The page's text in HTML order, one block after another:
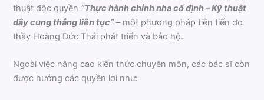
thuật độc quyền “Thực hành chỉnh nha cố định – Kỹ thuật
dây cung thẳng liên tục”– một phương pháp tiên tiến do
thầy Hoàng Đức Thái phát triển và bảo hộ.
Ngoài việc nâng cao kiến thức chuyên môn, các bác sĩ còn
được hưởng các quyền lợi như: